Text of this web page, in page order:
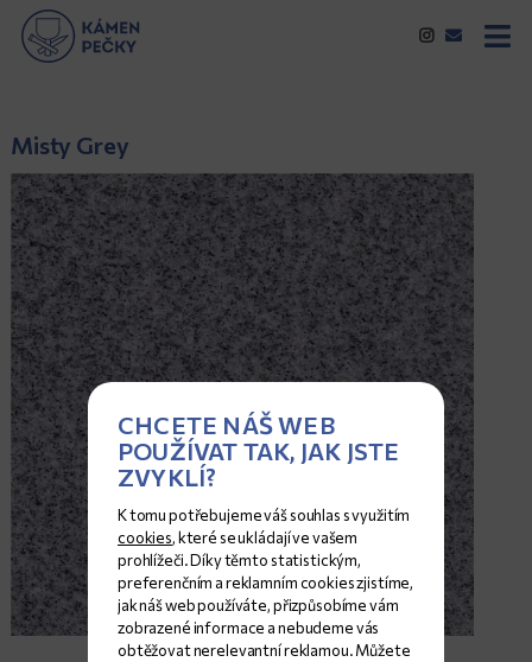
Misty Grey
CHCETE NÁŠ WEB
POUŽÍVAT TAK, JAK JSTE
ZVYKLÍ?
K tomu potřebujeme váš souhlas s využitím
cookies, které se ukládají ve vašem
prohlížeči. Díky těmto statistickým,
preferenčním a reklamním cookies zjistíme,
jak náš web používáte, přizpůsobíme vám
zobrazené informace a nebudeme vás
obtěžovat nerelevantní reklamou. Můžete